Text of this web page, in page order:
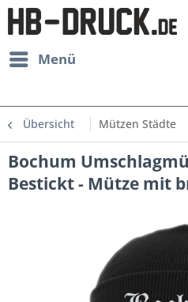
Menü
Übersicht Mützen Städte
Bochum
Bestickt - Mütze mit